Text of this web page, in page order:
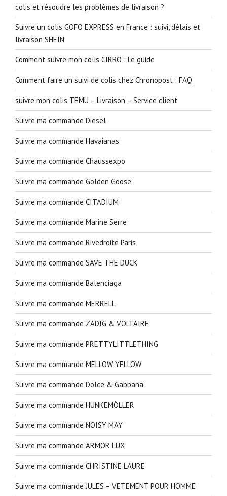
colis et résoudre les problèmes de livraison ?
Suivre un colis GOFO EXPRESS en France : suivi, délais et
livraison SHEIN
Comment suivre mon colis CIRRO : Le guide
Comment faire un suivi de colis chez Chronopost : FAQ
suivre mon colis TEMU – Livraison – Service client
Suivre ma commande Diesel
Suivre ma commande Havaianas
Suivre ma commande Chaussexpo
Suivre ma commande Golden Goose
Suivre ma commande CITADIUM
Suivre ma commande Marine Serre
Suivre ma commande Rivedroite Paris
Suivre ma commande SAVE THE DUCK
Suivre ma commande Balenciaga
Suivre ma commande MERRELL
Suivre ma commande ZADIG & VOLTAIRE
Suivre ma commande PRETTYLITTLETHING
Suivre ma commande MELLOW YELLOW
Suivre ma commande Dolce & Gabbana
Suivre ma commande HUNKEMÖLLER
Suivre ma commande NOISY MAY
Suivre ma commande ARMOR LUX
Suivre ma commande CHRISTINE LAURE
Suivre ma commande JULES – VETEMENT POUR HOMME